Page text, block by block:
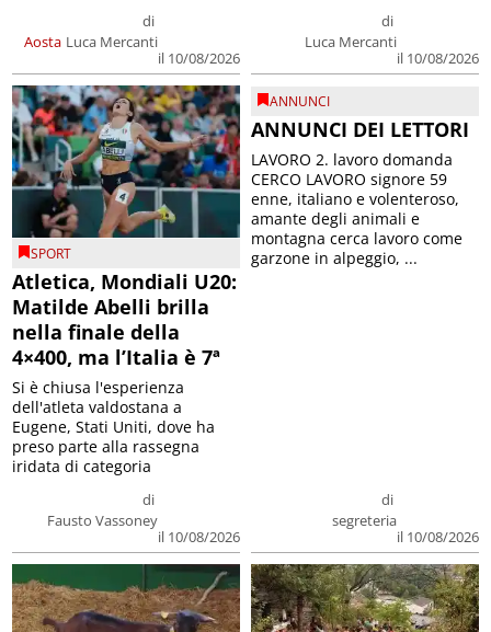
Aosta
di
Luca Mercanti
il 10/08/2026
di
Luca Mercanti
il 10/08/2026
SPORT
Atletica, Mondiali U20:
Matilde Abelli brilla
nella finale della
4×400, ma l’Italia è 7ª
di
Fausto Vassoney
il 10/08/2026
Si è chiusa l'esperienza
dell'atleta valdostana a
Eugene, Stati Uniti, dove ha
preso parte alla rassegna
iridata di categoria
ANNUNCI
ANNUNCI DEI LETTORI
di
segreteria
il 10/08/2026
LAVORO 2. lavoro domanda
CERCO LAVORO signore 59
enne, italiano e volenteroso,
amante degli animali e
montagna cerca lavoro come
garzone in alpeggio, ...